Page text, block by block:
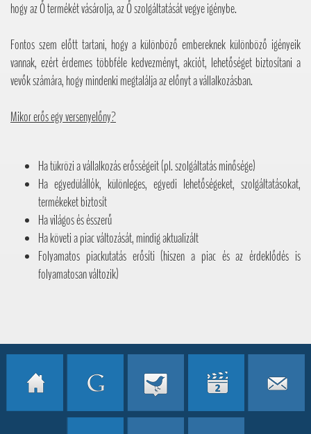
hogy az Ő termékét vásárolja, az Ő szolgáltatását vegye igénybe.
Fontos szem előtt tartani, hogy a különböző embereknek különböző igényeik
vannak, ezért érdemes többféle kedvezményt, akciót, lehetőséget biztosítani a
vevők számára, hogy mindenki megtalálja az előnyt a vállalkozásban.
Mikor erős egy versenyelőny?
Ha tükrözi a vállalkozás erősségeit (pl. szolgáltatás minősége)
Ha egyedülállók, különleges, egyedi lehetőségeket, szolgáltatásokat,
termékeket biztosít
Ha világos és ésszerű
Ha követi a piac változását, mindig aktualizált
Folyamatos piackutatás erősíti (hiszen a piac és az érdeklődés is
folyamatosan változik)